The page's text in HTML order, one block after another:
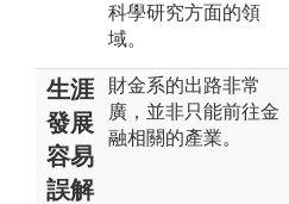
科學研究方面的領
域。
生涯
發展
容易
誤解
財金系的出路非常
廣，並非只能前往金
融相關的產業。